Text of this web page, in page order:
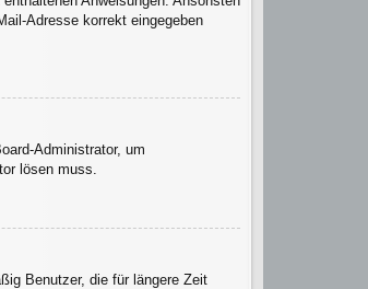
Adresse korrekt eingegeben
Administrator, um
lösen muss.
Benutzer, die für längere Zeit